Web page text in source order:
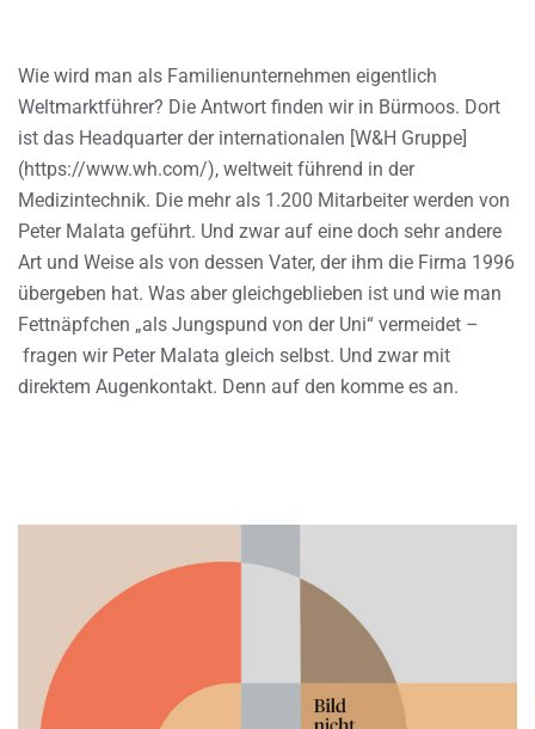
Wie wird man als Familienunternehmen eigentlich
Weltmarktführer? Die Antwort finden wir in Bürmoos. Dort
ist das Headquarter der internationalen [W&H Gruppe]
(https://www.wh.com/), weltweit führend in der
Medizintechnik. Die mehr als 1.200 Mitarbeiter werden von
Peter Malata geführt. Und zwar auf eine doch sehr andere
Art und Weise als von dessen Vater, der ihm die Firma 1996
übergeben hat. Was aber gleichgeblieben ist und wie man
Fettnäpfchen „als Jungspund von der Uni“ vermeidet –
fragen wir Peter Malata gleich selbst. Und zwar mit
direktem Augenkontakt. Denn auf den komme es an.